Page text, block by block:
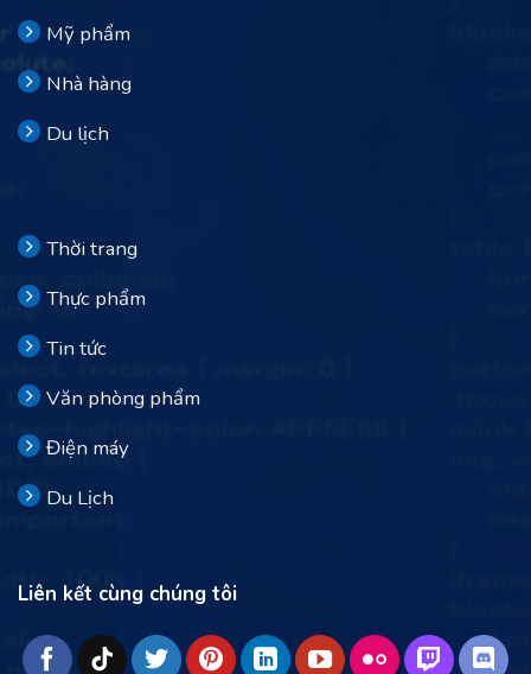
Mỹ phẩm
Nhà hàng
Du lịch
Thời trang
Thực phẩm
Tin tức
Văn phòng phẩm
Điện máy
Du Lịch
Liên kết cùng chúng tôi